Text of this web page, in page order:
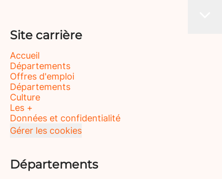
Site carrière
Accueil
Départements
Offres d'emploi
Départements
Culture
Les +
Données et confidentialité
Gérer les cookies
Départements